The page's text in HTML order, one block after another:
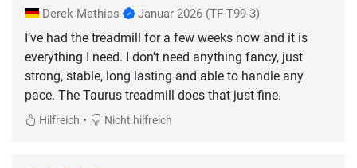
Derek Mathias Januar 2026 (TF-T99-3)
I’ve had the treadmill for a few weeks now and it is
everything I need. I don’t need anything fancy, just
strong, stable, long lasting and able to handle any
pace. The Taurus treadmill does that just fine.
Hilfreich • Nicht hilfreich